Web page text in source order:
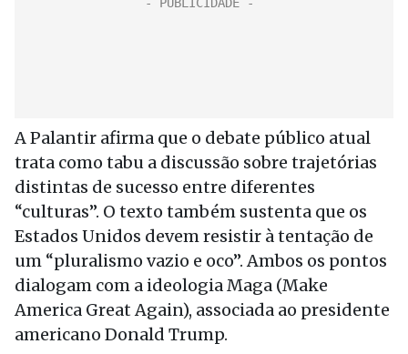
A Palantir afirma que o debate público atual
trata como tabu a discussão sobre trajetórias
distintas de sucesso entre diferentes
“culturas”. O texto também sustenta que os
Estados Unidos devem resistir à tentação de
um “pluralismo vazio e oco”. Ambos os pontos
dialogam com a ideologia Maga (Make
America Great Again), associada ao presidente
americano Donald Trump.